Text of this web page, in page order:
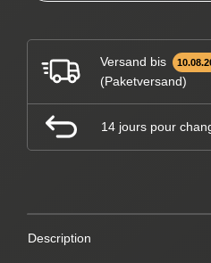
Versand bis
(Paketversand)
14 jours pour
Description